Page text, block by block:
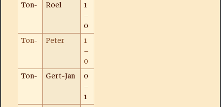
Ton-
Roel
1
–
0
Ton-
Peter
1
–
0
Ton-
Gert-Jan
0
–
1